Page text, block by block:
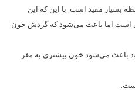
بسیار مفید است. با این که این
است اما باعث می‌شود که گردش خون
باعث می‌شود خون بیشتری به مغز